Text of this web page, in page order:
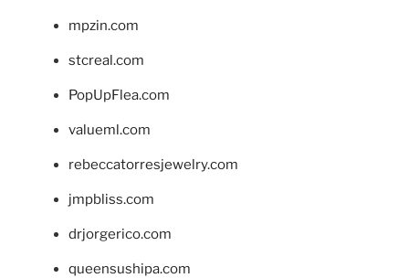
mpzin.com
stcreal.com
PopUpFlea.com
valueml.com
rebeccatorresjewelry.com
jmpbliss.com
drjorgerico.com
queensushipa.com